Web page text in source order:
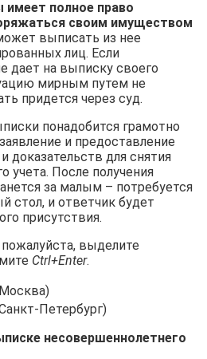
имеет полное право
своим имуществом
выписать из нее
лиц. Если
дает на выписку своего
мирным путем не
придется через суд.
понадобится грамотно
и предоставление
доказательств для снятия
учета. После получения
за малым – потребуется
стол, и ответчик будет
присутствия.
выделите
Ctrl+Enter.
Петербург)
несовершеннолетнего